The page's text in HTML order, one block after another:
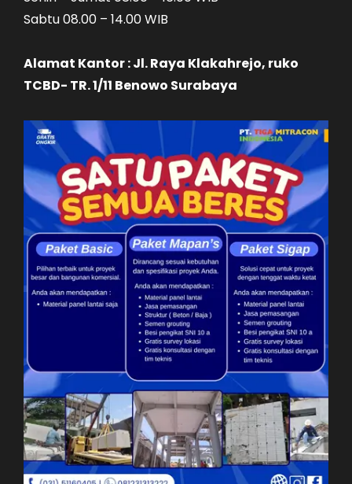
Sabtu 08.00 – 14.00 WIB
Alamat Kantor : Jl. Raya Klakahrejo, ruko
TCBD- TR. 1/11 Benowo Surabaya